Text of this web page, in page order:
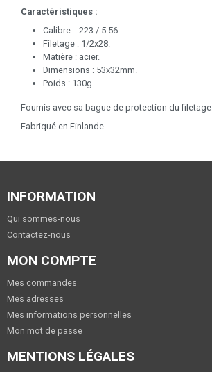
Caractéristiques :
Calibre : .223 / 5.56.
Filetage : 1/2x28.
Matière : acier.
Dimensions : 53x32mm.
Poids : 130g.
Fournis avec sa bague de protection du filetage.
Fabriqué en Finlande.
INFORMATION
Qui sommes-nous
Contactez-nous
MON COMPTE
Mes commandes
Mes adresses
Mes informations personnelles
Mon mot de passe
MENTIONS LÉGALES